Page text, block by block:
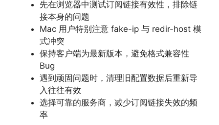
先在浏览器中测试订阅链接有效性，排除链
接本身的问题
Mac 用户特别注意 fake-ip 与 redir-host 模
式冲突
保持客户端为最新版本，避免格式兼容性
Bug
遇到顽固问题时，清理旧配置数据后重新导
入往往有效
选择可靠的服务商，减少订阅链接失效的频
率